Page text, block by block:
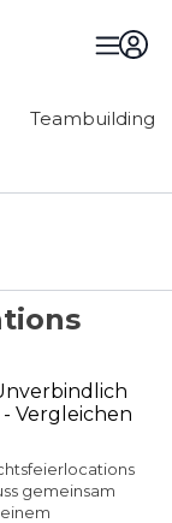
Teambuilding
Vergleichen
gemeinsam